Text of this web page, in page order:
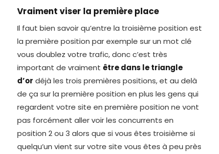
Vraiment viser la première place
Il faut bien savoir qu’entre la troisième position est
la première position par exemple sur un mot clé
vous doublez votre trafic, donc c’est très
important de vraiment être dans le triangle
d’or déjà les trois premières positions, et au delà
de ça sur la première position en plus les gens qui
regardent votre site en première position ne vont
pas forcément aller voir les concurrents en
position 2 ou 3 alors que si vous êtes troisième si
quelqu’un vient sur votre site vous êtes à peu près